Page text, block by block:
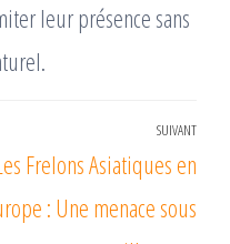
leur présence sans
SUIVANT
Frelons Asiatiques en
: Une menace sous